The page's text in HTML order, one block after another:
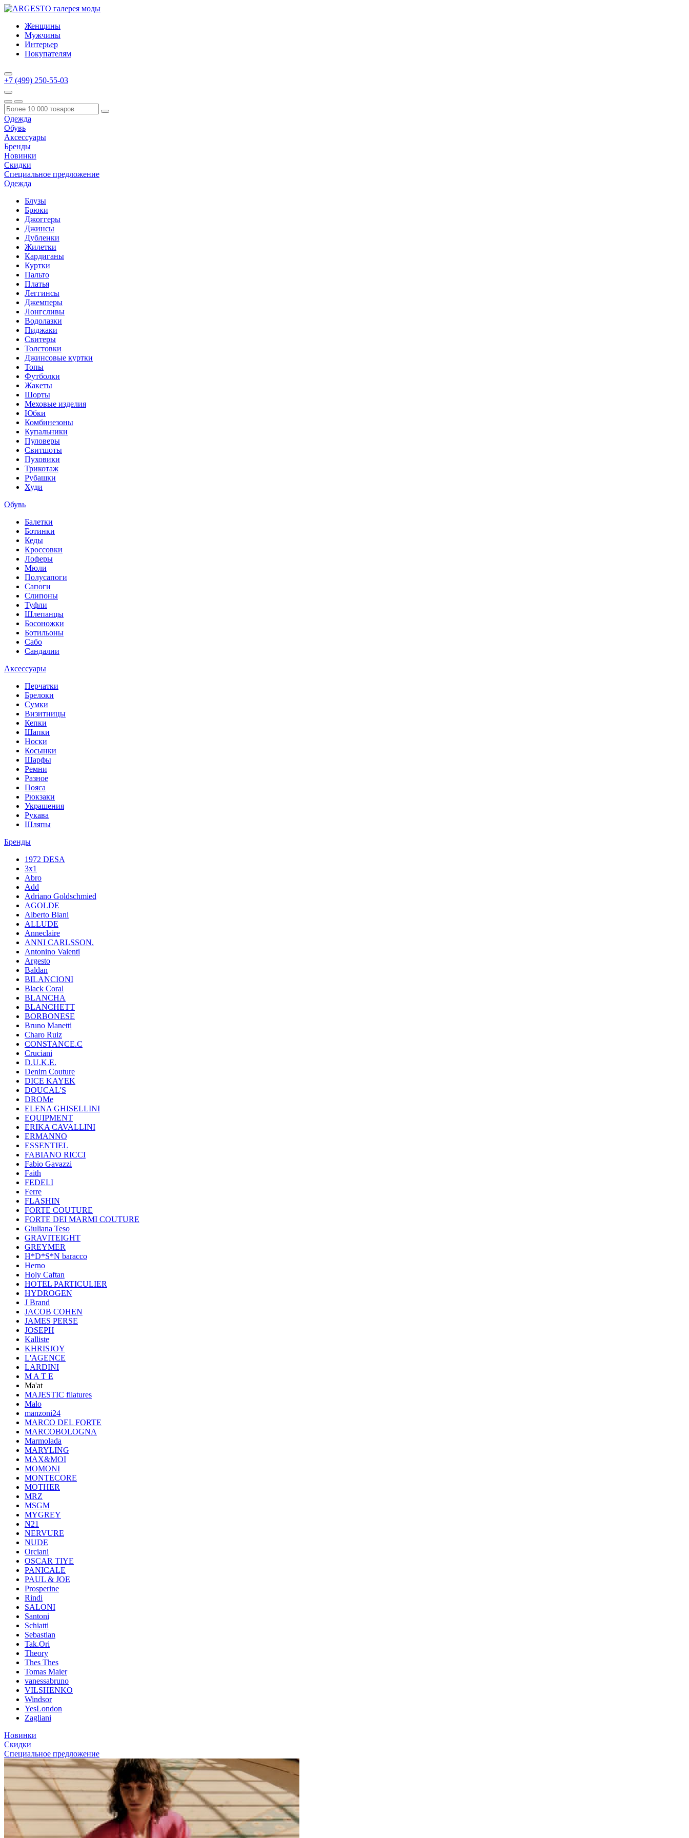
Женщины
Мужчины
Интерьер
Покупателям
+7 (499) 250-55-03
Одежда
Обувь
Аксессуары
Бренды
Новинки
Скидки
Специальное предложение
Одежда
Блузы
Брюки
Джоггеры
Джинсы
Дубленки
Жилетки
Кардиганы
Куртки
Пальто
Платья
Леггинсы
Джемперы
Лонгсливы
Водолазки
Пиджаки
Свитеры
Толстовки
Джинсовые куртки
Топы
Футболки
Жакеты
Шорты
Меховые изделия
Юбки
Комбинезоны
Купальники
Пуловеры
Свитшоты
Пуховики
Трикотаж
Рубашки
Худи
Обувь
Балетки
Ботинки
Кеды
Кроссовки
Лоферы
Мюли
Полусапоги
Сапоги
Слипоны
Туфли
Шлепанцы
Босоножки
Ботильоны
Сабо
Сандалии
Аксессуары
Перчатки
Брелоки
Сумки
Визитницы
Кепки
Шапки
Носки
Косынки
Шарфы
Ремни
Разное
Пояса
Рюкзаки
Украшения
Рукава
Шляпы
Бренды
1972 DESA
3x1
Abro
Add
Adriano Goldschmied
AGOLDE
Alberto Biani
ALLUDE
Anneclaire
ANNI CARLSSON.
Antonino Valenti
Argesto
Baldan
BILANCIONI
Black Coral
BLANCHA
BLANCHETT
BORBONESE
Bruno Manetti
Charo Ruiz
CONSTANCE.C
Cruciani
D.U.K.E.
Denim Couture
DICE KAYEK
DOUCAL'S
DROMe
ELENA GHISELLINI
EQUIPMENT
ERIKA CAVALLINI
ERMANNO
ESSENTIEL
FABIANO RICCI
Fabio Gavazzi
Faith
FEDELI
Ferre
FLASHIN
FORTE COUTURE
FORTE DEI MARMI COUTURE
Giuliana Teso
GRAVITEIGHT
GREYMER
H*D*S*N baracco
Herno
Holy Caftan
HOTEL PARTICULIER
HYDROGEN
J Brand
JACOB COHEN
JAMES PERSE
JOSEPH
Kalliste
KHRISJOY
L'AGENCE
LARDINI
M A T E
Ma'at
MAJESTIC filatures
Malo
manzoni24
MARCO DEL FORTE
MARCOBOLOGNA
Marmolada
MARYLING
MAX&MOI
MOMONI
MONTECORE
MOTHER
MRZ
MSGM
MYGREY
N21
NERVURE
NUDE
Orciani
OSCAR TIYE
PANICALE
PAUL & JOE
Prosperine
Rindi
SALONI
Santoni
Schiatti
Sebastian
Tak.Ori
Theory
Thes Thes
Tomas Maier
vanessabruno
VILSHENKO
Windsor
YesLondon
Zagliani
Новинки
Скидки
Специальное предложение